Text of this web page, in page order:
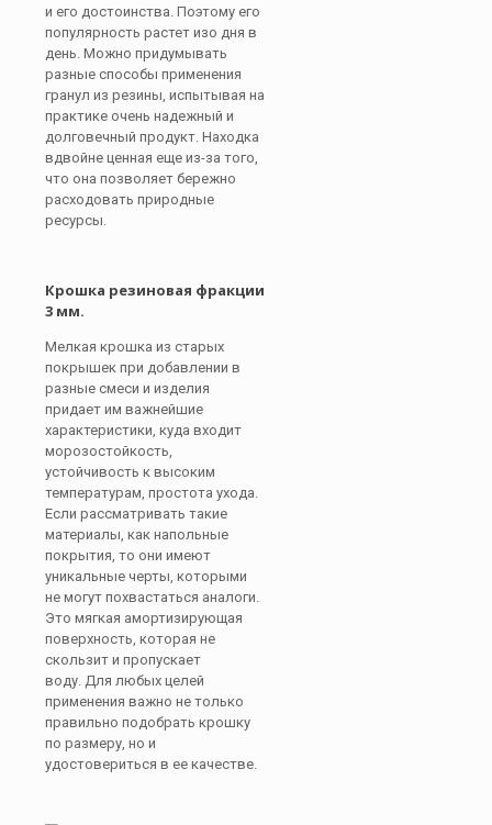
и его достоинства. Поэтому его
популярность растет изо дня в
день. Можно придумывать
разные способы применения
гранул из резины, испытывая на
практике очень надежный и
долговечный продукт. Находка
вдвойне ценная еще из-за того,
что она позволяет бережно
расходовать природные
ресурсы.
Крошка резиновая фракции
3 мм.
Мелкая крошка из старых
покрышек при добавлении в
разные смеси и изделия
придает им важнейшие
характеристики, куда входит
морозостойкость,
устойчивость к высоким
температурам, простота ухода.
Если рассматривать такие
материалы, как напольные
покрытия, то они имеют
уникальные черты, которыми
не могут похвастаться аналоги.
Это мягкая амортизирующая
поверхность, которая не
скользит и пропускает
воду. Для любых целей
применения важно не только
правильно подобрать крошку
по размеру, но и
удостовериться в ее качестве.